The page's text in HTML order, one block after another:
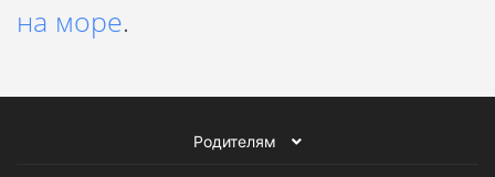
на море.
Родителям